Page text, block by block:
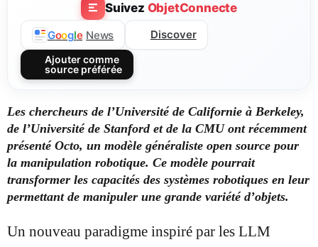
Suivez ObjetConnecte
Google News Discover
Ajouter comme
source préférée
Les chercheurs de l’Université de Californie à Berkeley,
de l’Université de Stanford et de la CMU ont récemment
présenté Octo, un modèle généraliste open source pour
la manipulation robotique. Ce modèle pourrait
transformer les capacités des systèmes robotiques en leur
permettant de manipuler une grande variété d’objets.
Un nouveau paradigme inspiré par les LLM